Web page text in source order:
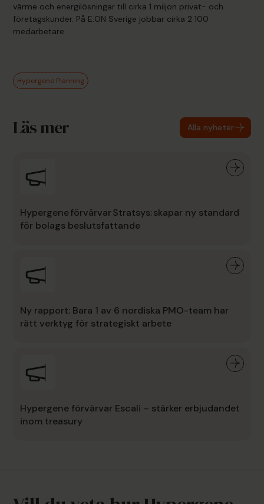
värme och energilösningar till cirka 1 miljon privat- och
företagskunder. På E.ON Sverige jobbar cirka 2 100
medarbetare.
Hypergene Planning
Läs mer Alla nyheter
Hypergene förvärvar Stratsys: skapar ny standard
för bolags beslutsfattande
Ny rapport: Bara 1 av 6 nordiska PMO-team har
rätt verktyg för strategiskt arbete
Hypergene förvärvar Escali – stärker erbjudandet
inom treasury